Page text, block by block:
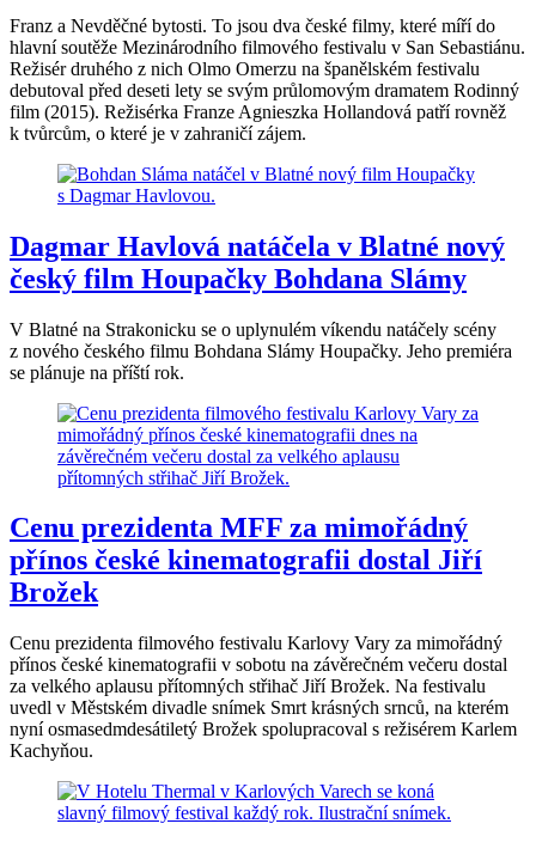
Franz a Nevděčné bytosti. To jsou dva české filmy, které míří do
hlavní soutěže Mezinárodního filmového festivalu v San Sebastiánu.
Režisér druhého z nich Olmo Omerzu na španělském festivalu
debutoval před deseti lety se svým průlomovým dramatem Rodinný
film (2015). Režisérka Franze Agnieszka Hollandová patří rovněž
k tvůrcům, o které je v zahraničí zájem.
Dagmar Havlová natáčela v Blatné nový
český film Houpačky Bohdana Slámy
V Blatné na Strakonicku se o uplynulém víkendu natáčely scény
z nového českého filmu Bohdana Slámy Houpačky. Jeho premiéra
se plánuje na příští rok.
Cenu prezidenta MFF za mimořádný
přínos české kinematografii dostal Jiří
Brožek
Cenu prezidenta filmového festivalu Karlovy Vary za mimořádný
přínos české kinematografii v sobotu na závěrečném večeru dostal
za velkého aplausu přítomných střihač Jiří Brožek. Na festivalu
uvedl v Městském divadle snímek Smrt krásných srnců, na kterém
nyní osmasedmdesátiletý Brožek spolupracoval s režisérem Karlem
Kachyňou.